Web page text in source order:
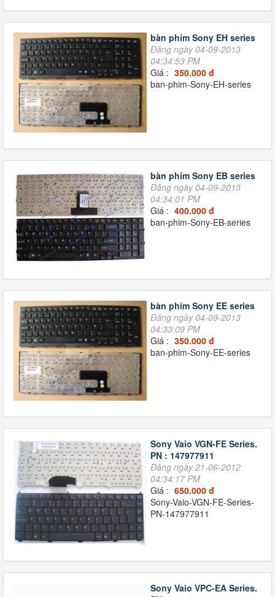
bàn phím Sony EH series
Đăng ngày 04-09-2013
04:34:53 PM
Giá : 350.000 đ
ban-phim-Sony-EH-series
bàn phím Sony EB series
Đăng ngày 04-09-2013
04:34:01 PM
Giá : 400.000 đ
ban-phim-Sony-EB-series
bàn phím Sony EE series
Đăng ngày 04-09-2013
04:33:09 PM
Giá : 350.000 đ
ban-phim-Sony-EE-series
Sony Vaio VGN-FE Series.
PN : 147977911
Đăng ngày 21-06-2012
04:34:17 PM
Giá : 650.000 đ
Sony-Vaio-VGN-FE-Series-
PN-147977911
Sony Vaio VPC-EA Series.